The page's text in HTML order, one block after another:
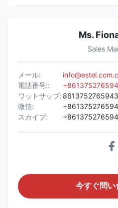
Ms.
Sales
メール:
電話番号::
ワットサップ: 8613752765943
微信:
スカイプ:
今すぐ問い